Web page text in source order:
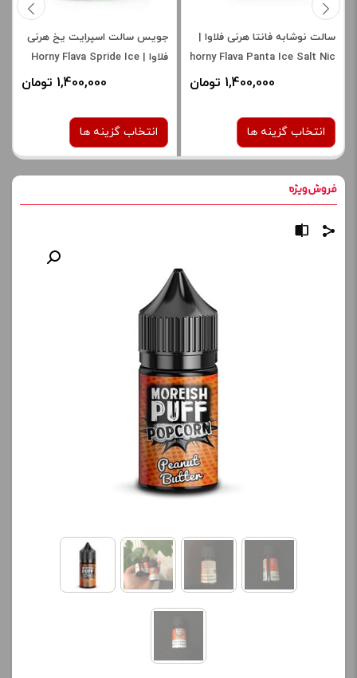
سالت نوشابه فانتا هرنی فلاوا |
horny Flava Panta Ice Salt Nic
1,400,000 تومان
انتخاب گزینه ها
نیکوتین:
برای فعال شدن سبد خرید و
محصول را از کادر بالا انتخاب
تمامی قیمت ها بروز
-
ک
جویس سالت اسپرایت یخ هرنی
فلاوا | Horny Flava Spride Ice
1,400,000 تومان
انتخاب گزینه ها
برای فعال شدن سبد خرید و
محصول را از کادر بالا انتخاب
کنید.
آخرین بروزرسانی
قیمت: 20 ساعت پیش
تمامی قیمت ها بروز
+